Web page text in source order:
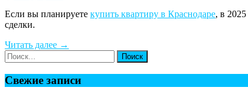
Если вы планируете купить квартиру в Краснодаре, в
сделки.
Читать далее →
Свежие записи